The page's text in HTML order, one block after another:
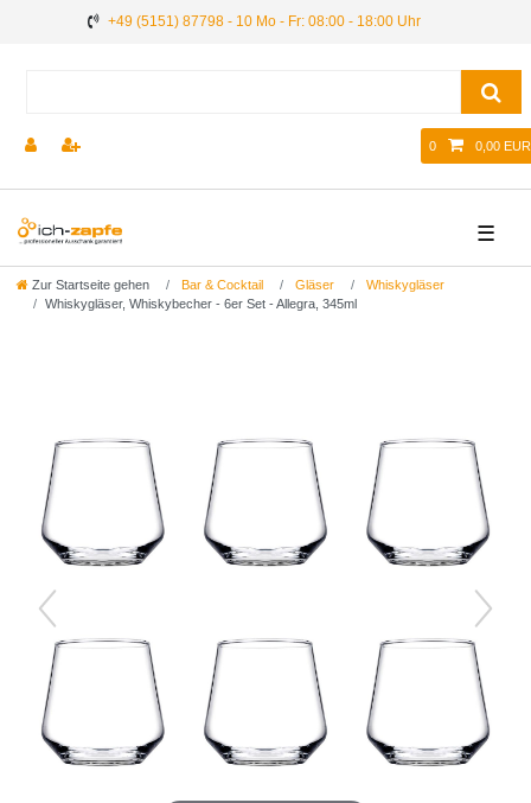
+49 (5151) 87798 - 10 Mo - Fr: 08:00 - 18:00 Uhr
0 0,00 EUR
☰
Zur Startseite gehen Bar & Cocktail Gläser
Whiskygläser
Whiskygläser, Whiskybecher - 6er Set - Allegra, 345ml